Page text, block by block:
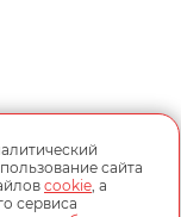
сайта
cookie, а
сервиса